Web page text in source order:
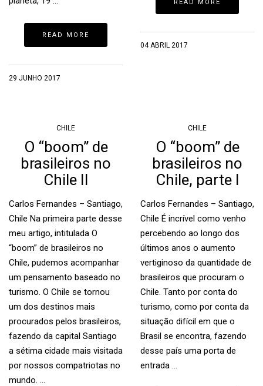
READ MORE
29 JUNHO 2017
READ MORE
04 ABRIL 2017
CHILE
O “boom” de
brasileiros no
Chile II
Carlos Fernandes – Santiago,
Chile Na primeira parte desse
meu artigo, intitulada O
“boom” de brasileiros no
Chile, pudemos acompanhar
um pensamento baseado no
turismo. O Chile se tornou
um dos destinos mais
procurados pelos brasileiros,
fazendo da capital Santiago
a sétima cidade mais visitada
por nossos compatriotas no
mundo. …
CHILE
O “boom” de
brasileiros no
Chile, parte I
Carlos Fernandes – Santiago,
Chile É incrível como venho
percebendo ao longo dos
últimos anos o aumento
vertiginoso da quantidade de
brasileiros que procuram o
Chile. Tanto por conta do
turismo, como por conta da
situação difícil em que o
Brasil se encontra, fazendo
desse país uma porta de
entrada …